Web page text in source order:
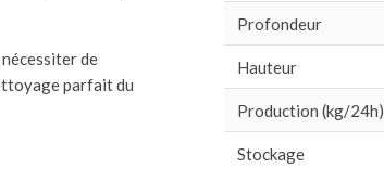
de
parfait du
Profondeur
Hauteur
Production (kg/24h)
Stockage